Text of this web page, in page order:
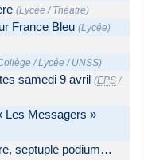
(Lycée / Théatre)
France Bleu (Lycée)
/Lycée / UNSS)
samedi 9 avril (EPS /
Les Messagers »
septuple podium…